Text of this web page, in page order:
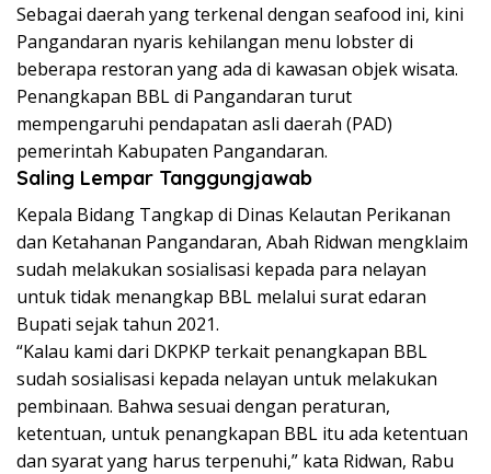
Sebagai daerah yang terkenal dengan seafood ini, kini
Pangandaran nyaris kehilangan menu lobster di
beberapa restoran yang ada di kawasan objek wisata.
Penangkapan BBL di Pangandaran turut
mempengaruhi pendapatan asli daerah (PAD)
pemerintah Kabupaten Pangandaran.
Saling Lempar Tanggungjawab
Kepala Bidang Tangkap di Dinas Kelautan Perikanan
dan Ketahanan Pangandaran, Abah Ridwan mengklaim
sudah melakukan sosialisasi kepada para nelayan
untuk tidak menangkap BBL melalui surat edaran
Bupati sejak tahun 2021.
“Kalau kami dari DKPKP terkait penangkapan BBL
sudah sosialisasi kepada nelayan untuk melakukan
pembinaan. Bahwa sesuai dengan peraturan,
ketentuan, untuk penangkapan BBL itu ada ketentuan
dan syarat yang harus terpenuhi,” kata Ridwan, Rabu